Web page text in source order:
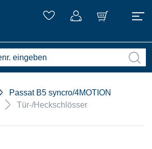
Passat B5 syncro/4MOTION
Tür-/Heckschlösser